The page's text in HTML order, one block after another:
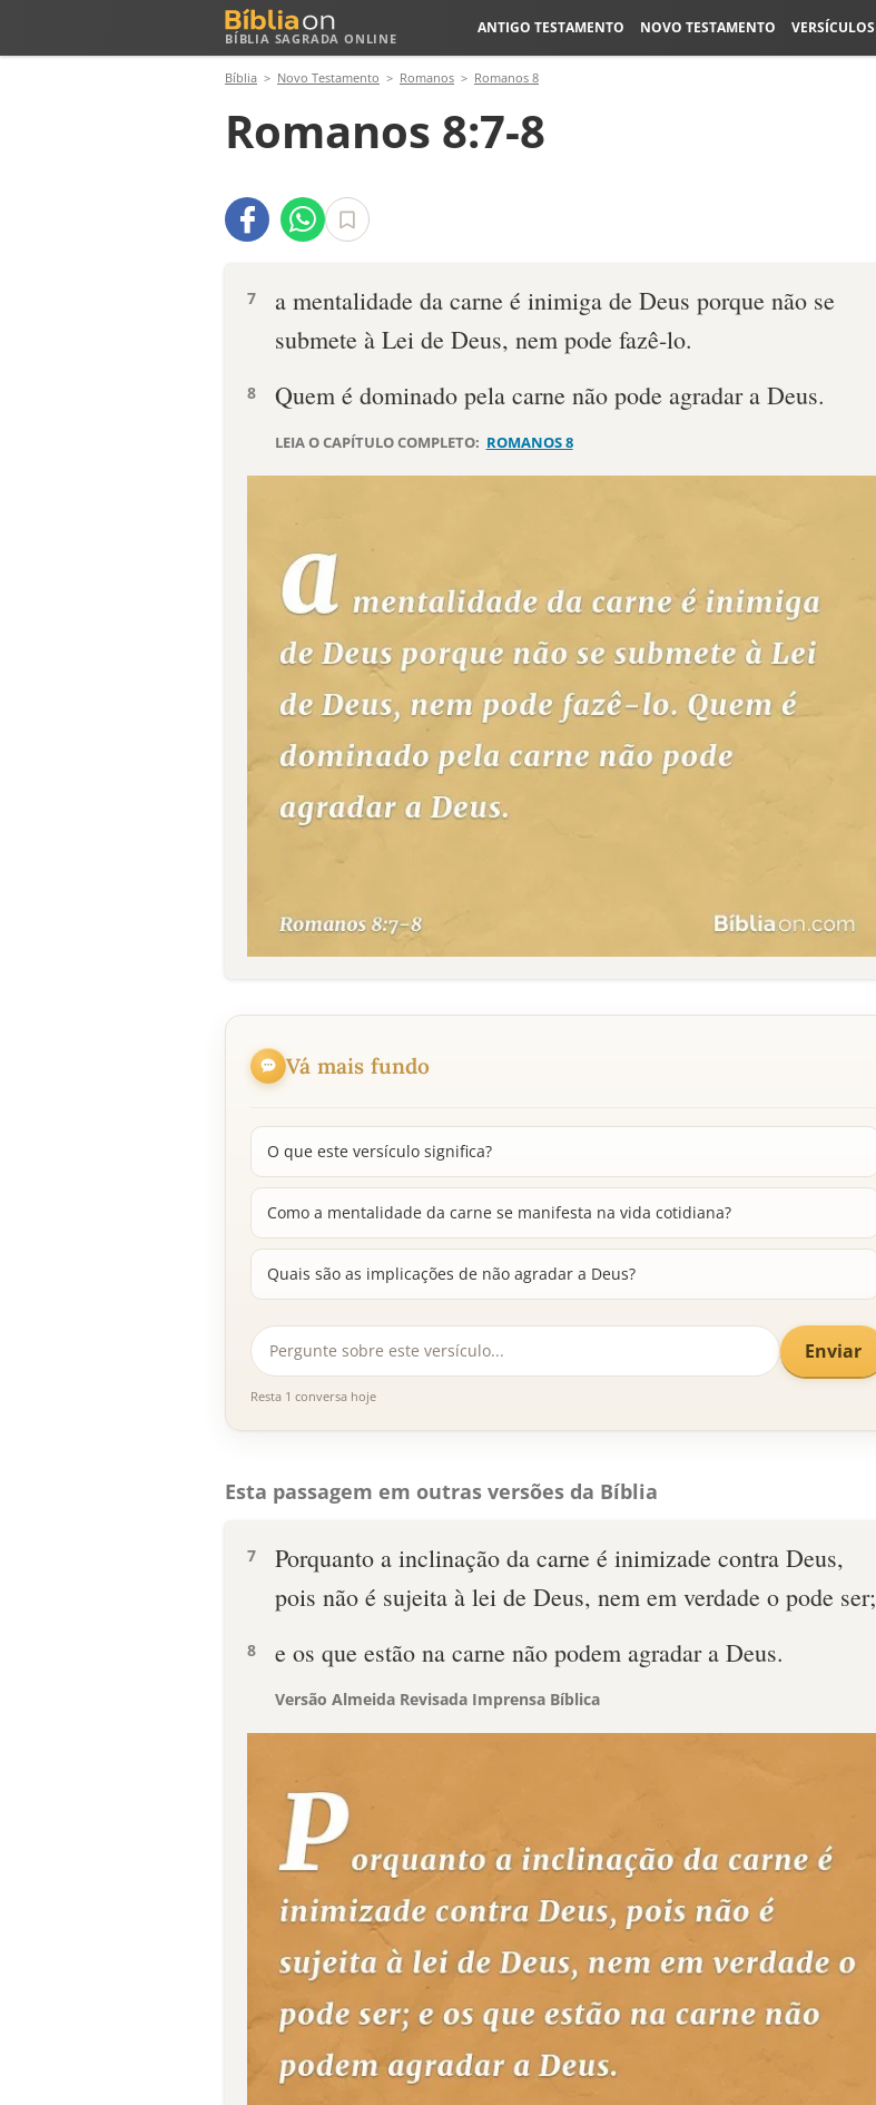
BÍBLIA SAGRADA ONLINE
ANTIGO TESTAMENTO NOVO TESTAMENTO VERSÍCULOS
Bíblia Novo Testamento Romanos Romanos 8
Romanos 8:7-8
7
a mentalidade da carne é inimiga de Deus porque não se
submete à Lei de Deus, nem pode fazê-lo.
8 Quem é dominado pela carne não pode agradar a Deus.
LEIA O CAPÍTULO COMPLETO: ROMANOS 8
Vá mais fundo
O que este versículo significa?
Como a mentalidade da carne se manifesta na vida cotidiana?
Quais são as implicações de não agradar a Deus?
Enviar
Resta 1 conversa hoje
Esta passagem em outras versões da Bíblia
7
Porquanto a inclinação da carne é inimizade contra Deus,
pois não é sujeita à lei de Deus, nem em verdade o pode ser;
8 e os que estão na carne não podem agradar a Deus.
Versão Almeida Revisada Imprensa Bíblica